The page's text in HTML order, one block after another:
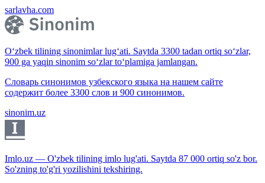
sarlavha.com
O‘zbek tilining sinonimlar lug‘ati. Saytda 3300 tadan ortiq so‘zlar,
900 ga yaqin sinonim so‘zlar to‘plamiga jamlangan.
Словарь синонимов узбекского языка на нашем сайте
содержит более 3300 слов и 900 синонимов.
sinonim.uz
Imlo.uz — O'zbek tilining imlo lug'ati. Saytda 87 000 ortiq so'z bor.
So'zning to'g'ri yozilishini tekshiring.